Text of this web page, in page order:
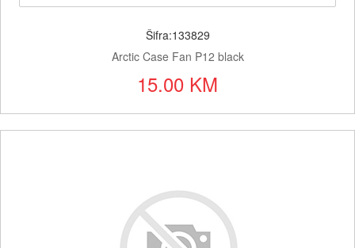
Šifra:133829
Arctic Case Fan P12 black
15.00 KM